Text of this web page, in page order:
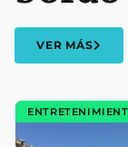
VER MÁS